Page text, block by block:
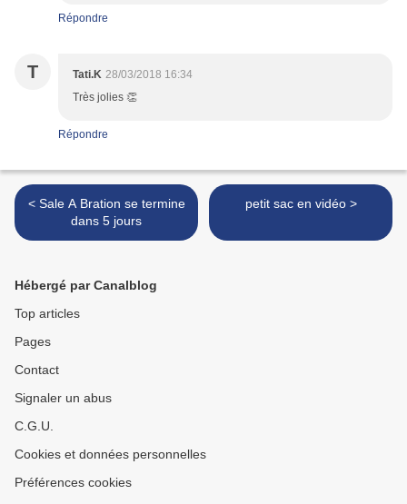
Répondre
T Tati.K 28/03/2018 16:34
Très jolies 👏
Répondre
< Sale A Bration se termine
dans 5 jours
petit sac en vidéo >
Hébergé par Canalblog
Top articles
Pages
Contact
Signaler un abus
C.G.U.
Cookies et données personnelles
Préférences cookies